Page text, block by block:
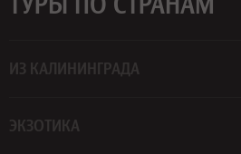
ИЗ КАЛИНИНГРАДА
ЭКЗОТИКА